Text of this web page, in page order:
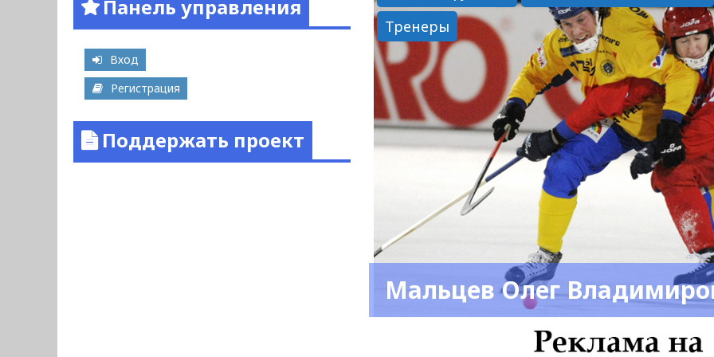
Тренеры
Мальцев Олег
Панель управления
Вход
Регистрация
Поддержать проект